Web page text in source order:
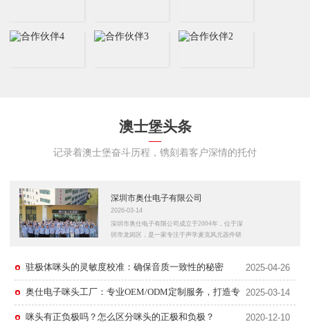
率响应：100-13000Hz
传声器（咪头）指向性：全指向咪头信噪
比：65dB灵敏度：-36±2dB(可定制）输出
阻抗：2.2kΩ（欧姆）规格尺寸：
9.7*4.5（mm）频率响应：20-16000Hz消
耗电流：500(Max) μA最大声压级：110dB
MORE
型号：AS-B6022AP2.8-49类型：驻极体传
声器（咪头）声道数：单声道信噪比：55
姆）规格尺寸：6.0*2.2（mm）频率响应：
20-16000HZ消耗电流：500(Max) μA最大
更多产品
澳士堡头条
记录着澳士堡奋斗历程，镌刻着客户深情的托付
深圳市奥仕电子有限公司
2026-03-14
深圳市奥仕电子有限公司成立于2004年，位于深
圳市龙岗区，是一家专注于声学麦克风元器件研
持看厂、验厂、拿样测试、小批量试单，长期为
音频、通讯、安防、耳机、直播设备、智能家居
等领域客户稳定供货。
2025-04-26
驻极体咪头的灵敏度校准：确保音质一致性的秘密
2025-03-14
奥仕电子咪头工厂：专业OEM/ODM定制服务，打造专
属传声器咪头解决方案 2020-12-10
咪头有正负极吗？怎么区分咪头的正极和负极？